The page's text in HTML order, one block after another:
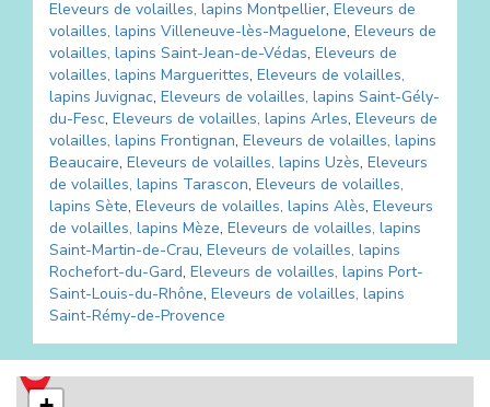
Eleveurs de volailles, lapins Montpellier, Eleveurs de
volailles, lapins Villeneuve-lès-Maguelone, Eleveurs de
volailles, lapins Saint-Jean-de-Védas, Eleveurs de
volailles, lapins Marguerittes, Eleveurs de volailles,
lapins Juvignac, Eleveurs de volailles, lapins Saint-Gély-
du-Fesc, Eleveurs de volailles, lapins Arles, Eleveurs de
volailles, lapins Frontignan, Eleveurs de volailles, lapins
Beaucaire, Eleveurs de volailles, lapins Uzès, Eleveurs
de volailles, lapins Tarascon, Eleveurs de volailles,
lapins Sète, Eleveurs de volailles, lapins Alès, Eleveurs
de volailles, lapins Mèze, Eleveurs de volailles, lapins
Saint-Martin-de-Crau, Eleveurs de volailles, lapins
Rochefort-du-Gard, Eleveurs de volailles, lapins Port-
Saint-Louis-du-Rhône, Eleveurs de volailles, lapins
Saint-Rémy-de-Provence